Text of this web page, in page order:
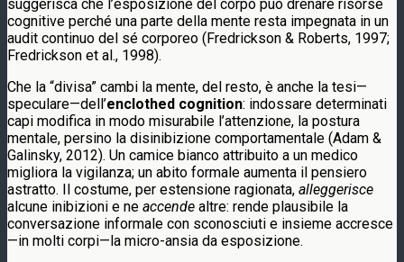
suggerisca che l’esposizione del corpo può drenare risorse
cognitive perché una parte della mente resta impegnata in un
audit continuo del sé corporeo (Fredrickson & Roberts, 1997;
Fredrickson et al., 1998).
Che la “divisa” cambi la mente, del resto, è anche la tesi—
speculare—dell’enclothed cognition: indossare determinati
capi modifica in modo misurabile l’attenzione, la postura
mentale, persino la disinibizione comportamentale (Adam &
Galinsky, 2012). Un camice bianco attribuito a un medico
migliora la vigilanza; un abito formale aumenta il pensiero
astratto. Il costume, per estensione ragionata, alleggerisce
alcune inibizioni e ne accende altre: rende plausibile la
conversazione informale con sconosciuti e insieme accresce
—in molti corpi—la micro-ansia da esposizione.